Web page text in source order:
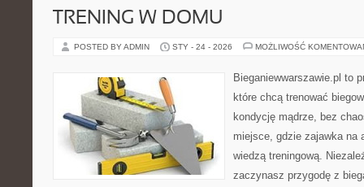
TRENING W DOMU
POSTED BY ADMIN STY - 24 - 2026 MOŻLIWOŚĆ
Bieganiewwarszawie.pl to
które chcą trenować
kondycję mądrze, bez
miejsce, gdzie zajawka na
wiedzą treningową.
zaczynasz przygodę z